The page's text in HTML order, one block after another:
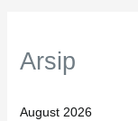
Arsip
August 2026